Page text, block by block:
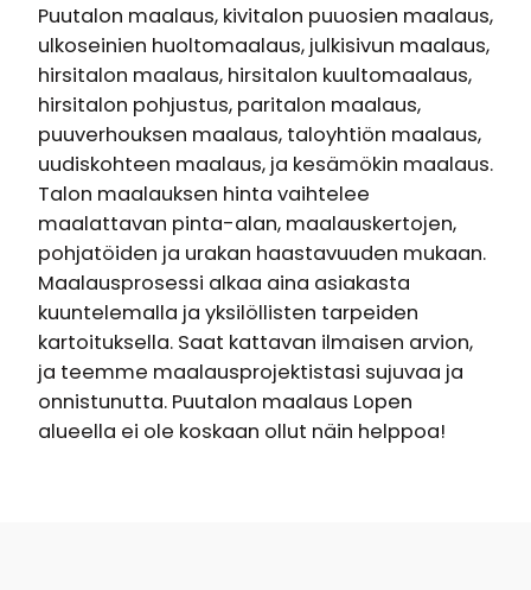
Puutalon maalaus, kivitalon puuosien maalaus,
ulkoseinien huoltomaalaus, julkisivun maalaus,
hirsitalon maalaus, hirsitalon kuultomaalaus,
hirsitalon pohjustus, paritalon maalaus,
puuverhouksen maalaus, taloyhtiön maalaus,
uudiskohteen maalaus, ja kesämökin maalaus.
Talon maalauksen hinta vaihtelee
maalattavan pinta-alan, maalauskertojen,
pohjatöiden ja urakan haastavuuden mukaan.
Maalausprosessi alkaa aina asiakasta
kuuntelemalla ja yksilöllisten tarpeiden
kartoituksella. Saat kattavan ilmaisen arvion,
ja teemme maalausprojektistasi sujuvaa ja
onnistunutta. Puutalon maalaus Lopen
alueella ei ole koskaan ollut näin helppoa!